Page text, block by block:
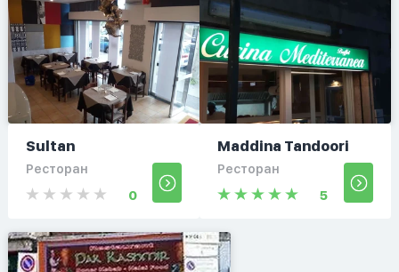
Sultan
Ресторан
0
Maddina Tandoori
Ресторан
5